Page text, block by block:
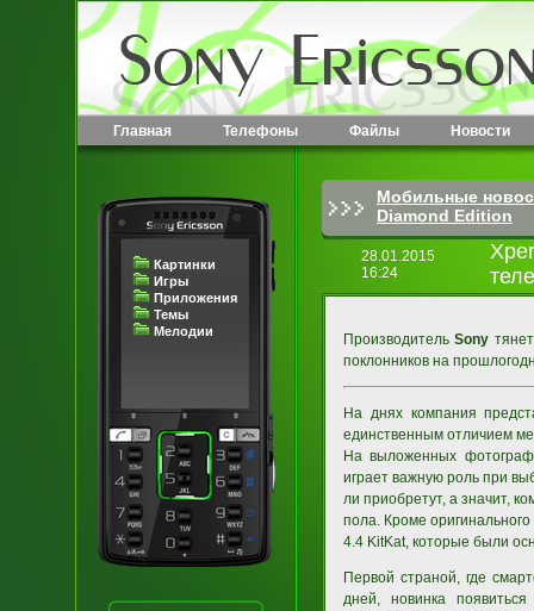
Главная Телефоны Файлы Новости
Картинки
Игры
Приложения
Темы
Мелодии
Мобильные
Diamond Edition
28.01.2015
16:24
ПроизводительSony
поклонников на
На днях компания
единственным отличием
На выложенных
играет важную роль при
ли приобретут, а значит,
пола. Кроме
4.4 KitKat, которые были
Первой страной, где
дней, новинка